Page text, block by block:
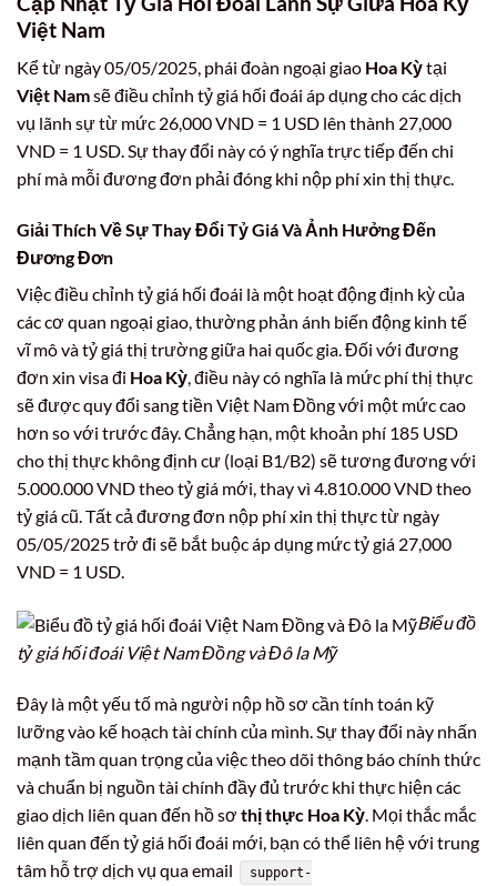
Việt Nam
Kể từ ngày 05/05/2025, phái đoàn ngoại giao Hoa Kỳtại
Việt Namsẽ điều chỉnh tỷ giá hối đoái áp dụng cho các dịch
vụ lãnh sự từ mức 26,000 VND = 1 USD lên thành 27,000
VND = 1 USD. Sự thay đổi này có ý nghĩa trực tiếp đến chi
phí mà mỗi đương đơn phải đóng khi nộp phí xin thị thực.
Giải Thích Về Sự Thay Đổi Tỷ Giá Và Ảnh Hưởng Đến
Đương Đơn
Việc điều chỉnh tỷ giá hối đoái là một hoạt động định kỳ của
các cơ quan ngoại giao, thường phản ánh biến động kinh tế
vĩ mô và tỷ giá thị trường giữa hai quốc gia. Đối với đương
đơn xin visa đi Hoa Kỳ, điều này có nghĩa là mức phí thị thực
sẽ được quy đổi sang tiền Việt Nam Đồng với một mức cao
hơn so với trước đây. Chẳng hạn, một khoản phí 185 USD
cho thị thực không định cư (loại B1/B2) sẽ tương đương với
5.000.000 VND theo tỷ giá mới, thay vì 4.810.000 VND theo
tỷ giá cũ. Tất cả đương đơn nộp phí xin thị thực từ ngày
05/05/2025 trở đi sẽ bắt buộc áp dụng mức tỷ giá 27,000
VND = 1 USD.
Biểu đồ
tỷ giá hối đoái Việt Nam Đồng và Đô la Mỹ
Đây là một yếu tố mà người nộp hồ sơ cần tính toán kỹ
lưỡng vào kế hoạch tài chính của mình. Sự thay đổi này nhấn
mạnh tầm quan trọng của việc theo dõi thông báo chính thức
và chuẩn bị nguồn tài chính đầy đủ trước khi thực hiện các
giao dịch liên quan đến hồ sơ thị thực Hoa Kỳ. Mọi thắc mắc
liên quan đến tỷ giá hối đoái mới, bạn có thể liên hệ với trung
tâm hỗ trợ dịch vụ qua email
support-